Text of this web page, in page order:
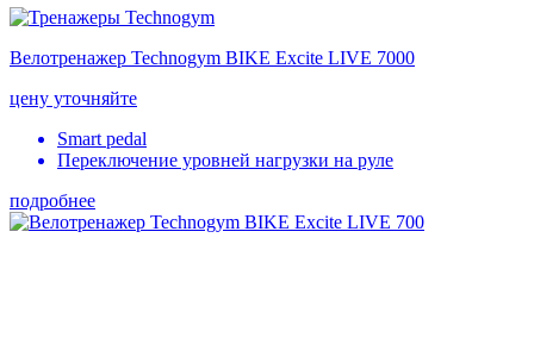
Велотренажер Technogym BIKE Excite LIVE 7000
цену уточняйте
Smart pedal
Переключение уровней нагрузки на руле
подробнее